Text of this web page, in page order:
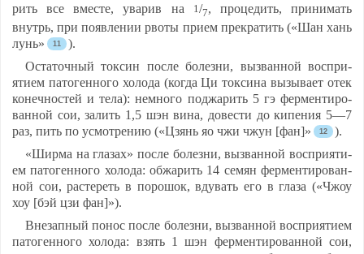
рить все вмес­те, ува­рив на
1/7, про­це­дить, при­ни­мать
внутрь, при по­яв­ле­нии рво­ты при­ем прек­ра­тить («Шан хань
лунь»
).
Ос­та­точ­ный ток­син пос­ле бо­лез­ни, выз­ван­ной восп­ри­
яти­ем па­то­ген­но­го хо­ло­да (ког­да Ци ток­си­на вы­зы­ва­ет отек
ко­неч­нос­тей и те­ла): нем­но­го под­жа­рить 5 гэ фер­мен­ти­ро­
ван­ной сои, за­лить 1,5 шэн ви­на, до­вес­ти до ки­пе­ния 5—7
раз, пить по ус­мот­ре­нию («Цзянь яо чжи чжун [фан]»
).
«Шир­ма на гла­зах» пос­ле бо­лез­ни, выз­ван­ной восп­ри­яти­
ем па­то­ген­но­го хо­ло­да: об­жа­рить 14 се­мян фер­мен­ти­ро­ван­
ной сои, рас­те­реть в по­ро­шок, вду­вать его в гла­за («Чжоу
хоу [бэй цзи фан]»).
Вне­зап­ный по­нос пос­ле бо­лез­ни, выз­ван­ной восп­ри­яти­ем
па­то­ген­но­го хо­ло­да: взять 1 шэн фер­мен­ти­ро­ван­ной сои,